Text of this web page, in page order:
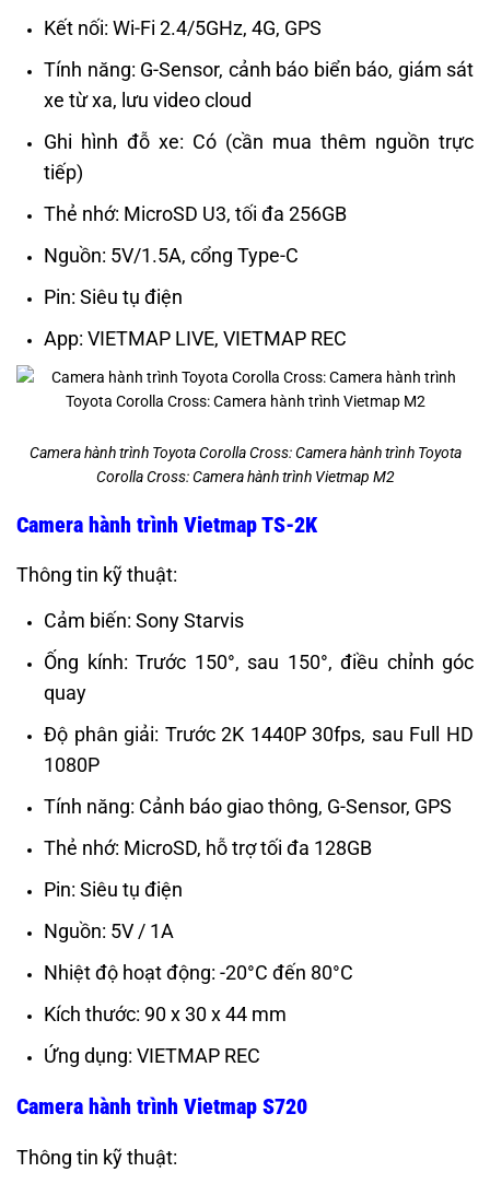
Kết nối: Wi-Fi 2.4/5GHz, 4G, GPS
Tính năng: G-Sensor, cảnh báo biển báo, giám sát
xe từ xa, lưu video cloud
Ghi hình đỗ xe: Có (cần mua thêm nguồn trực
tiếp)
Thẻ nhớ: MicroSD U3, tối đa 256GB
Nguồn: 5V/1.5A, cổng Type-C
Pin: Siêu tụ điện
App: VIETMAP LIVE, VIETMAP REC
Camera hành trình Toyota Corolla Cross: Camera hành trình Toyota
Corolla Cross: Camera hành trình Vietmap M2
Camera hành trình Vietmap TS-2K
Thông tin kỹ thuật:
Cảm biến: Sony Starvis
Ống kính: Trước 150°, sau 150°, điều chỉnh góc
quay
Độ phân giải: Trước 2K 1440P 30fps, sau Full HD
1080P
Tính năng: Cảnh báo giao thông, G-Sensor, GPS
Thẻ nhớ: MicroSD, hỗ trợ tối đa 128GB
Pin: Siêu tụ điện
Nguồn: 5V / 1A
Nhiệt độ hoạt động: -20°C đến 80°C
Kích thước: 90 x 30 x 44 mm
Ứng dụng: VIETMAP REC
Camera hành trình Vietmap S720
Thông tin kỹ thuật: